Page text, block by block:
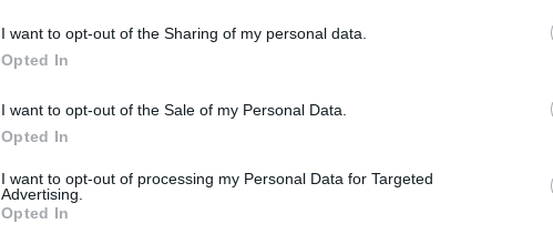
I want to opt-out of the Sharing of my personal data.
Opted In
I want to opt-out of the Sale of my Personal Data.
Opted In
I want to opt-out of processing my Personal Data for Targeted
Advertising.
Opted In